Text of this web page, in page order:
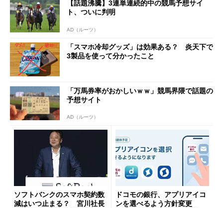
【話題沸騰】3連単連続的中の競馬予想サイ
ト、ついに判明
AD（ルーツ）
「スマホ冷却グッズ」は効果ある？ 炎天下で
3製品を使って分かったこと
「万馬券率がおかしいｗｗ」競馬界隈で話題の
予想サイト
AD（ルーツ）
ソフトバンクのスマホ契約数
減はいつ止まる？ 宮川社長
ドコモの銀行、アプリアイコ
ンを選べるよう方針変更